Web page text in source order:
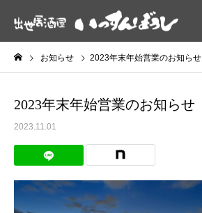
お知らせ 2023年末年始営業のお知らせ
2023年末年始営業のお知らせ
2023.11.01